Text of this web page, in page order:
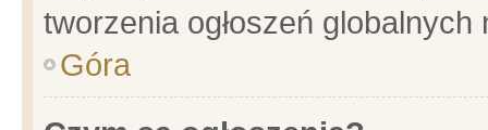
tworzenia ogłoszeń
Góra